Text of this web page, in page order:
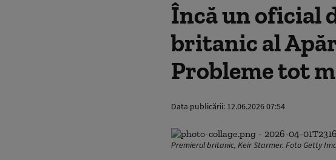
Încă un oficial
britanic al
Probleme tot
Data publicării: 12.06.2026 07:54
Premierul britanic, Keir Starmer. Foto Getty